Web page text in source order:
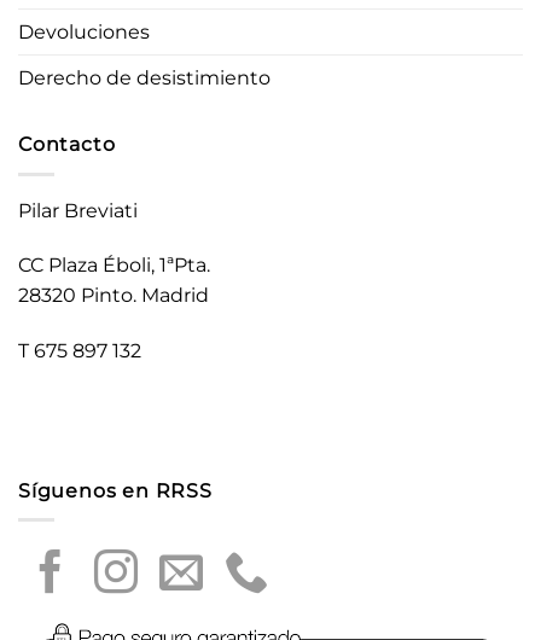
Devoluciones
Derecho de desistimiento
Contacto
Pilar Breviati
CC Plaza Éboli, 1ªPta.
28320 Pinto. Madrid
T 675 897 132
Síguenos en RRSS